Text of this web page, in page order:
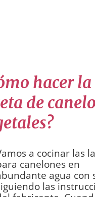
hacer la
de
a cocinar las
canelones en
agua con
las